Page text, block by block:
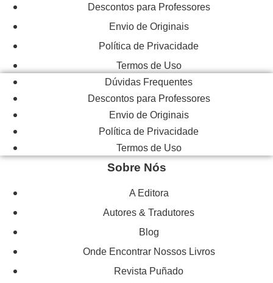
Descontos para Professores
Envio de Originais
Política de Privacidade
Termos de Uso
Dúvidas Frequentes
Descontos para Professores
Envio de Originais
Política de Privacidade
Termos de Uso
Sobre Nós
A Editora
Autores & Tradutores
Blog
Onde Encontrar Nossos Livros
Revista Puñado